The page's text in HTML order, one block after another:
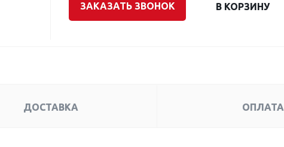
ЗАКАЗАТЬ ЗВОНОК В КОРЗИНУ
ДОСТАВКА ОПЛАТА